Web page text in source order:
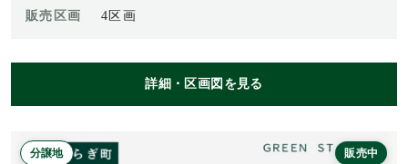
販売区画 4区画
詳細・区画図を見る
分譲地 販売中